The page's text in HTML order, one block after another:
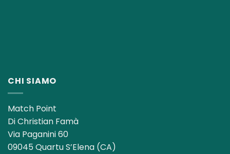
CHI SIAMO
Match Point
Di Christian Famà
Via Paganini 60
09045 Quartu S’Elena (CA)